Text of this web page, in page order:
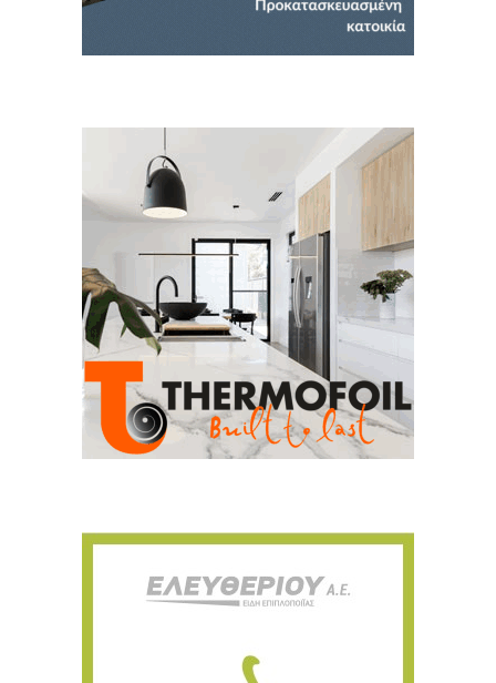
Ευχαριστώ, αλλά δεν ενδιαφέρομαι αυτή την στιγμή